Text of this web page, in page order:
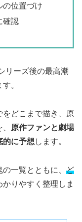
の位置づけ
確認
リーズ後の最高潮
。
をどこまで描き、原
原作ファンと劇場
的に予想 します。
一覧とともに、 ど
かりやすく整理しま